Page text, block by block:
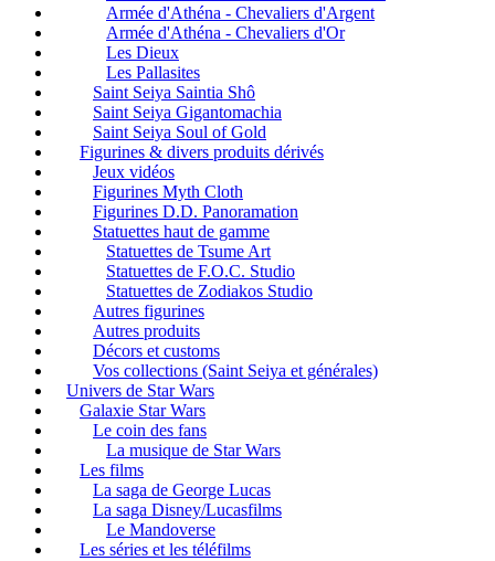
Armée d'Athéna - Chevaliers d'Argent
Armée d'Athéna - Chevaliers d'Or
Les Dieux
Les Pallasites
Saint Seiya Saintia Shô
Saint Seiya Gigantomachia
Saint Seiya Soul of Gold
Figurines & divers produits dérivés
Jeux vidéos
Figurines Myth Cloth
Figurines D.D. Panoramation
Statuettes haut de gamme
Statuettes de Tsume Art
Statuettes de F.O.C. Studio
Statuettes de Zodiakos Studio
Autres figurines
Autres produits
Décors et customs
Vos collections (Saint Seiya et générales)
Univers de Star Wars
Galaxie Star Wars
Le coin des fans
La musique de Star Wars
Les films
La saga de George Lucas
La saga Disney/Lucasfilms
Le Mandoverse
Les séries et les téléfilms